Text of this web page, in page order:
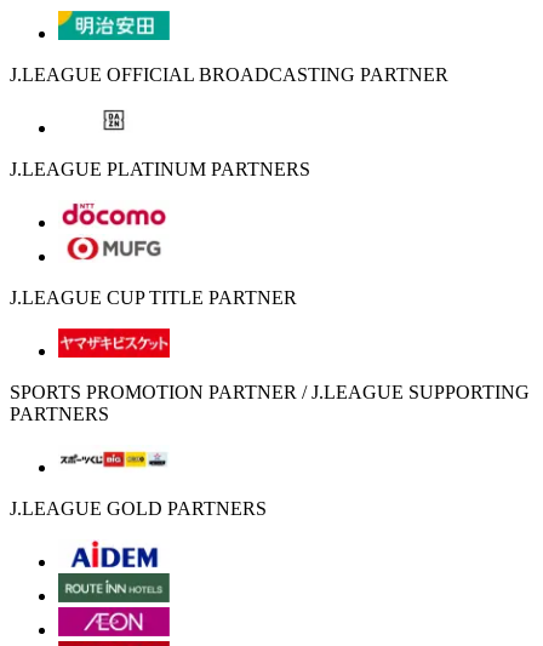
J.LEAGUE OFFICIAL BROADCASTING PARTNER
J.LEAGUE PLATINUM PARTNERS
J.LEAGUE CUP TITLE PARTNER
SPORTS PROMOTION PARTNER / J.LEAGUE SUPPORTING
PARTNERS
J.LEAGUE GOLD PARTNERS